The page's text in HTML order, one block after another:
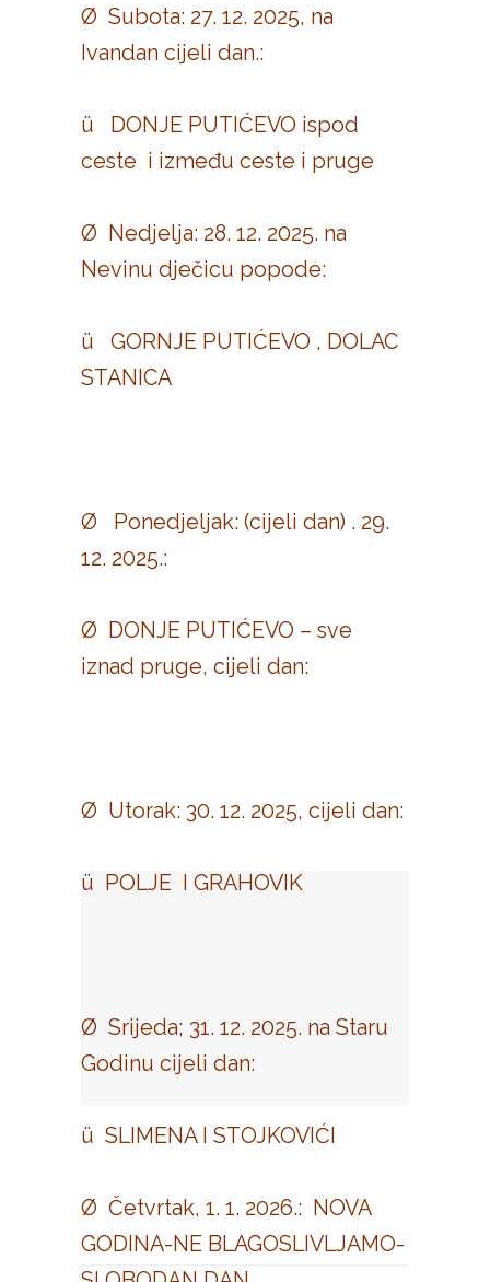
Ø Subota: 27. 12. 2025, na
Ivandan cijeli dan.:
ü DONJE PUTIĆEVO ispod
ceste i između ceste i pruge
Ø Nedjelja: 28. 12. 2025. na
Nevinu dječicu popode:
ü GORNJE PUTIĆEVO , DOLAC
STANICA
Ø Ponedjeljak: (cijeli dan) . 29.
12. 2025.:
Ø DONJE PUTIĆEVO – sve
iznad pruge, cijeli dan:
Ø Utorak: 30. 12. 2025, cijeli dan:
ü POLJE I GRAHOVIK
Ø Srijeda; 31. 12. 2025. na Staru
Godinu cijeli dan:
ü SLIMENA I STOJKOVIĆI
Ø Četvrtak, 1. 1. 2026.: NOVA
GODINA-NE BLAGOSLIVLJAMO-